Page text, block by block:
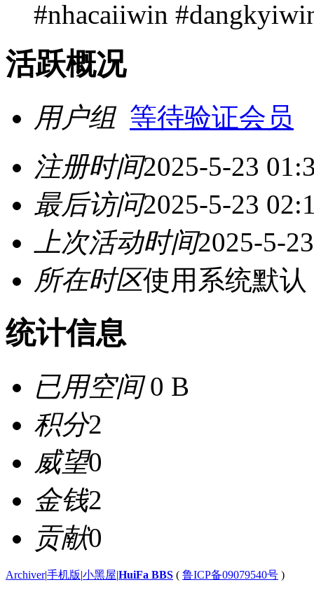
#nhacaiiwin
活跃概况
用户组 等待验证会员
注册时间2025-5-23
最后访问2025-5-23
上次活动时间2025-5-
所在时区使用系统默认
统计信息
已用空间0 B
积分2
威望0
金钱2
贡献0
Archiver|手机版|小黑屋|HuiFa BBS ( 鲁ICP备09079540号 )